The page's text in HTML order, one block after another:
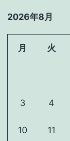
2026年8月
月 火
3 4
10 11